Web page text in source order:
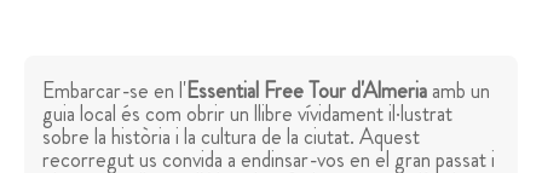
Embarcar-se en l'Essential Free Tour d'Almeriaamb un
guia local és com obrir un llibre vívidament il·lustrat
sobre la història i la cultura de la ciutat. Aquest
recorregut us convida a endinsar-vos en el gran passat i